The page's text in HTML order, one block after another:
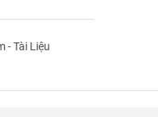
- Tài Liệu